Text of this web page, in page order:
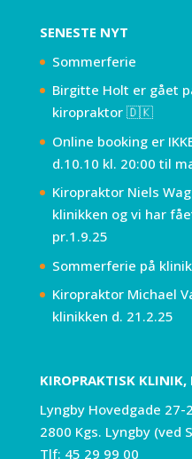
SENESTE NYT
Sommerferie
Birgitte Holt er gået
kiropraktor 🇩🇰
Online booking er
d.10.10 kl. 20:00 til
Kiropraktor Niels
klinikken og vi har
pr.1.9.25
Sommerferie på
Kiropraktor Michael
klinikken d. 21.2.25
KIROPRAKTISK KLINIK,
Lyngby Hovedgade 27-
2800 Kgs. Lyngby (ved
Tlf: 45 29 99 00